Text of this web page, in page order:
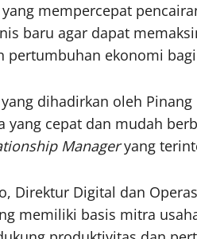
mempercepat
baru agar dapat
ekonomi
dihadirkan oleh
yang cepat dan mudah
Manageryang
Direktur Digital dan
memiliki basis mitra